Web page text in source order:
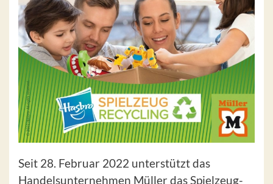
Seit 28. Februar 2022 unterstützt das
Handelsunternehmen Müller das Spielzeug-